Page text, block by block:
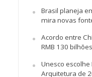
Brasil planeja
mira novas
Acordo entre
RMB 130
Unesco
Arquitetura de